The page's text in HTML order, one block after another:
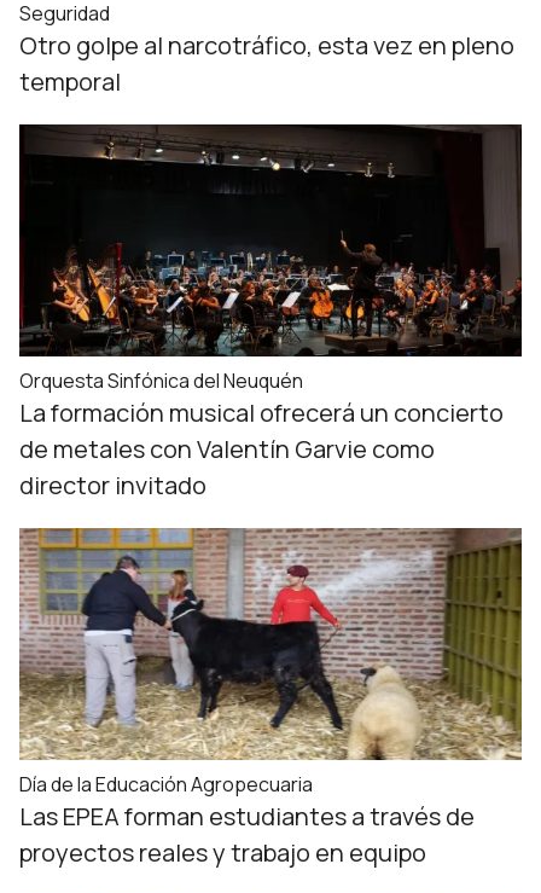
Seguridad
Otro golpe al narcotráfico, esta vez en pleno
temporal
Orquesta Sinfónica del Neuquén
La formación musical ofrecerá un concierto
de metales con Valentín Garvie como
director invitado
Día de la Educación Agropecuaria
Las EPEA forman estudiantes a través de
proyectos reales y trabajo en equipo